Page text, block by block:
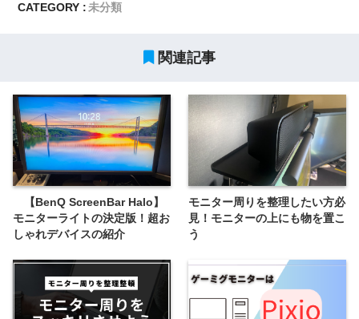
CATEGORY : 未分類
関連記事
【BenQ ScreenBar Halo】
モニターライトの決定版！超お
しゃれデバイスの紹介
モニター周りを整理したい方必
見！モニターの上にも物を置こ
う